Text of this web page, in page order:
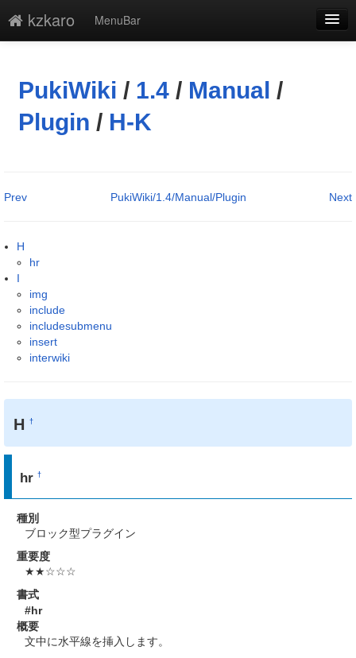
kzkaro
MenuBar
添付
凍結解除
PukiWiki / 1.4 / Manual /
Plugin / H-K
Prev Next
PukiWiki/1.4/Manual/Plugin
H
hr
I
img
include
includesubmenu
insert
interwiki
H†
hr†
種別
ブロック型プラグイン
重要度
★★☆☆☆
書式
#hr
概要
文中に水平線を挿入します。